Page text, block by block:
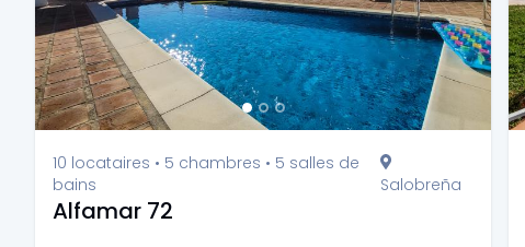
10 locataires • 5 chambres • 5 salles de
bains
Salobreña
Alfamar 72